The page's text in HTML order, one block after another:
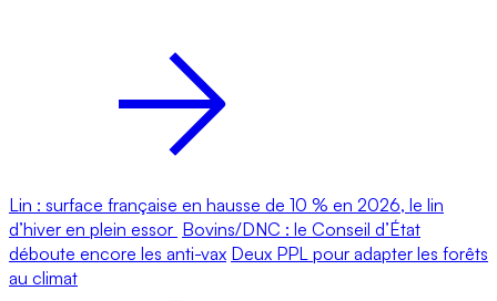
Lin : surface française en hausse de 10 % en 2026, le lin
d’hiver en plein essor Bovins/DNC : le Conseil d’État
déboute encore les anti-vax Deux PPL pour adapter les forêts
au climat